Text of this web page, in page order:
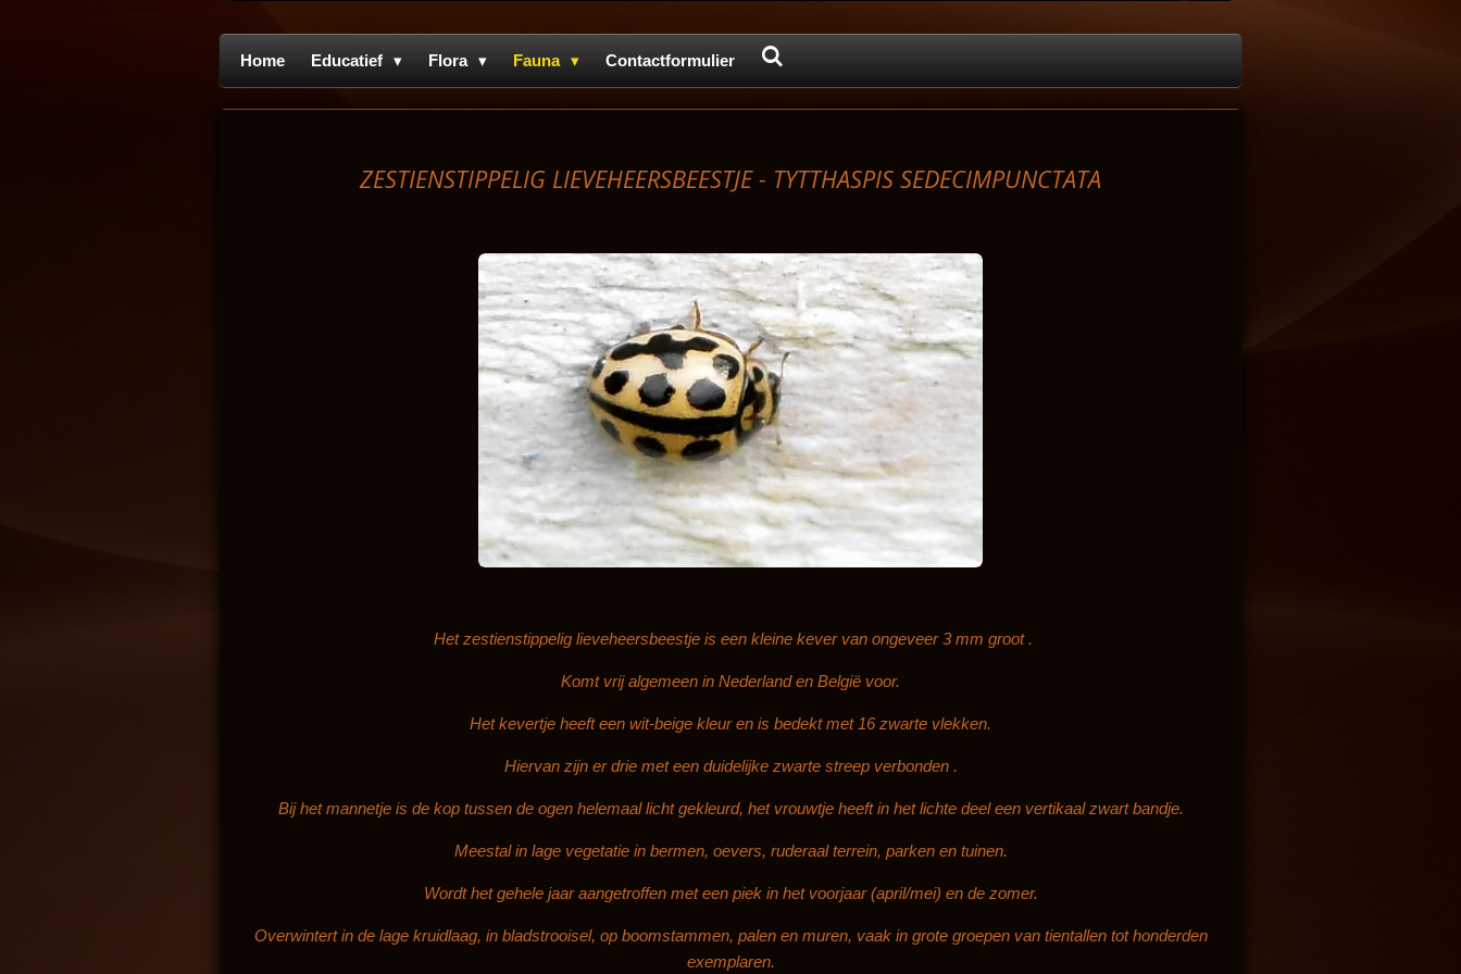
Home Educatief Flora Fauna Contactformulier
ZESTIENSTIPPELIG LIEVEHEERSBEESTJE - TYTTHASPIS SEDECIMPUNCTATA
Het zestienstippelig lieveheersbeestje is een kleine kever van ongeveer 3 mm groot .
Komt vrij algemeen in Nederland en België voor.
Het kevertje heeft een wit-beige kleur en is bedekt met 16 zwarte vlekken.
Hiervan zijn er drie met een duidelijke zwarte streep verbonden .
Bij het mannetje is de kop tussen de ogen helemaal licht gekleurd, het vrouwtje heeft in het lichte deel een vertikaal zwart bandje.
Meestal in lage vegetatie in bermen, oevers, ruderaal terrein, parken en tuinen.
Wordt het gehele jaar aangetroffen met een piek in het voorjaar (april/mei) en de zomer.
Overwintert in de lage kruidlaag, in bladstrooisel, op boomstammen, palen en muren, vaak in grote groepen van tientallen tot honderden
exemplaren.